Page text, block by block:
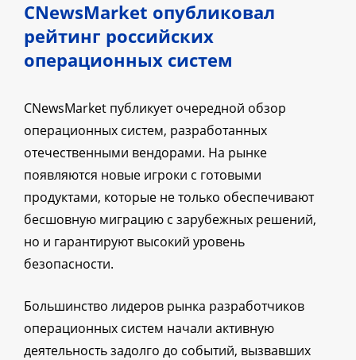
CNewsMarket опубликовал
рейтинг российских
операционных систем
CNewsMarket публикует очередной обзор
операционных систем, разработанных
отечественными вендорами. На рынке
появляются новые игроки с готовыми
продуктами, которые не только обеспечивают
бесшовную миграцию с зарубежных решений,
но и гарантируют высокий уровень
безопасности.
Большинство лидеров рынка разработчиков
операционных систем начали активную
деятельность задолго до событий, вызвавших